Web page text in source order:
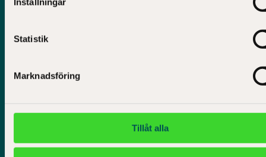
Statistik
Marknadsföring
Tillåt alla